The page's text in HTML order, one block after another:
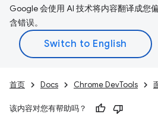
Google 会使用 AI 技术将内容翻译成您
含错误。
首页 Docs Chrome DevTools
该内容对您有帮助吗？